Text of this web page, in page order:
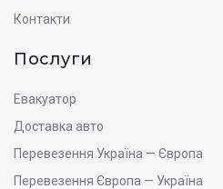
Контакти
Послуги
Евакуатор
Доставка авто
Перевезення Україна — Європа
Перевезення Європа — Україна